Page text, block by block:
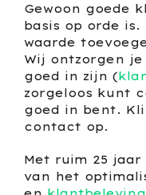
Gewoon goede
basis op orde
waarde
Wij ontzorgen
goed in zijn (
zorgeloos kunt
goed in bent.
contact op.
Met ruim 25
van het